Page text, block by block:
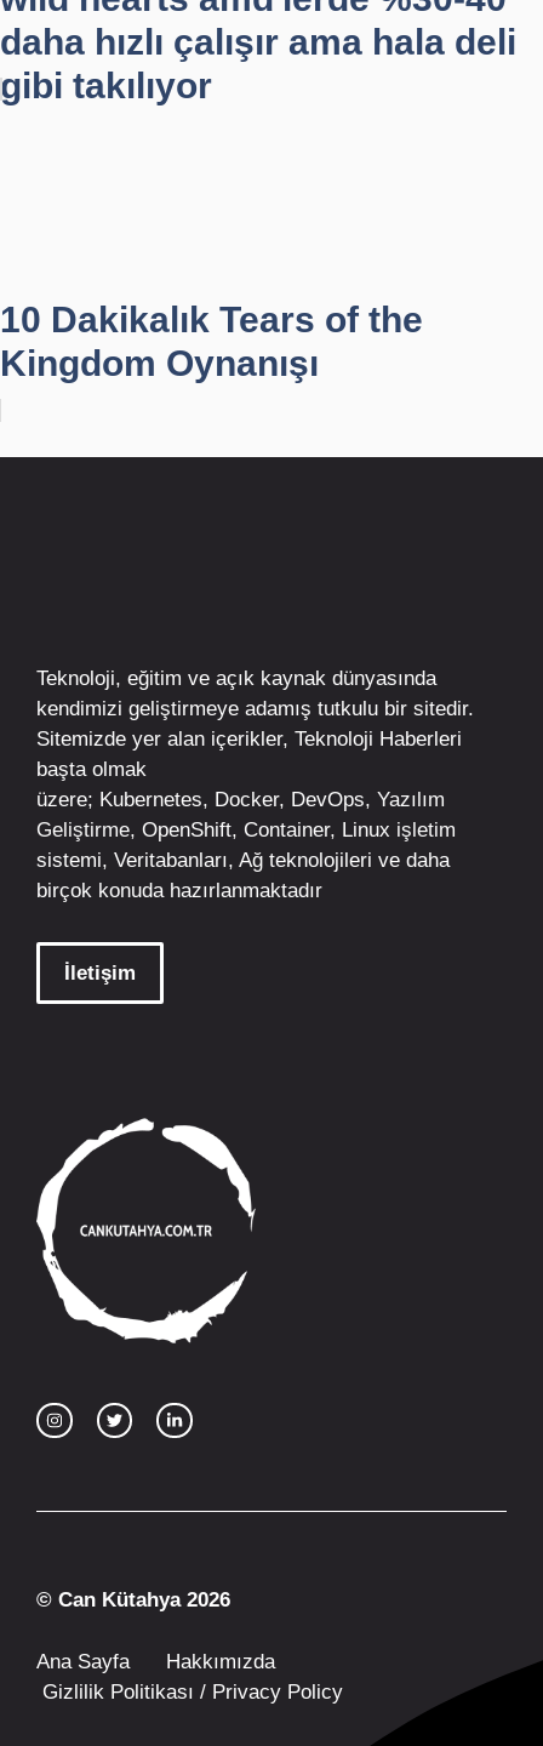
daha hızlı çalışır ama hala deli
gibi takılıyor
10 Dakikalık Tears of the
Kingdom Oynanışı
Teknoloji, eğitim ve açık kaynak dünyasında
kendimizi geliştirmeye adamış tutkulu bir sitedir.
Sitemizde yer alan içerikler, Teknoloji Haberleri
başta olmak
üzere; Kubernetes, Docker, DevOps, Yazılım
Geliştirme, OpenShift, Container, Linux işletim
sistemi, Veritabanları, Ağ teknolojileri ve daha
birçok konuda hazırlanmaktadır
İletişim
© Can Kütahya 2026
Ana Sayfa
Hakkımızda
Gizlilik Politikası / Privacy Policy